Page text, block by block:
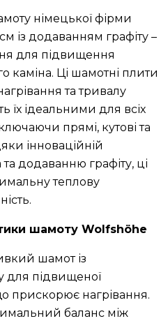
німецької фірми
із додаванням графіту –
для підвищення
каміна. Ці шамотні плити
та тривалу
їх ідеальними для всіх
прямі, кутові та
інноваційній
додаванню графіту, ці
теплову
шамоту Wolfshöhe
шамот із
для підвищеної
прискорює нагрівання.
баланс між